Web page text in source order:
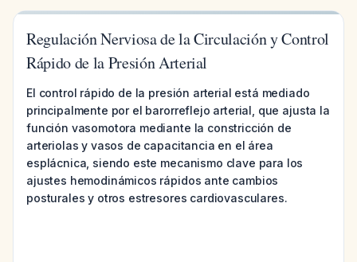
Regulación Nerviosa de la Circulación y Control
Rápido de la Presión Arterial
El control rápido de la presión arterial está mediado
principalmente por el barorreflejo arterial, que ajusta la
función vasomotora mediante la constricción de
arteriolas y vasos de capacitancia en el área
esplácnica, siendo este mecanismo clave para los
ajustes hemodinámicos rápidos ante cambios
posturales y otros estresores cardiovasculares.